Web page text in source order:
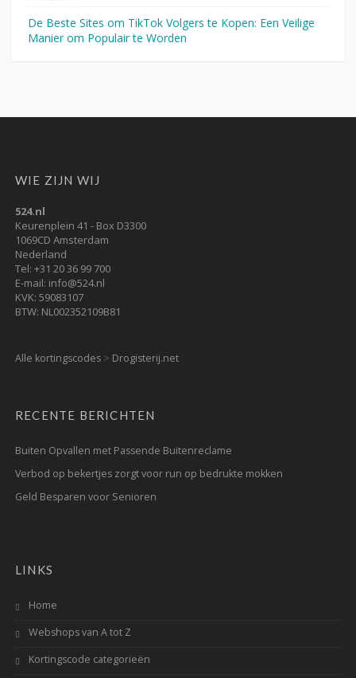
De Beste Sites om TikTok Volgers te Kopen: Een Veilige
Manier om Populair te Worden
WIE ZIJN WIJ
524.nl
Keurenplein 41 - Box D3300
1069CD Amsterdam
Nederland
Tel: +31 20 36 99 700
E-mail: info@524.nl
KVK: 59083107
BTW: NL002352109B81
Alle kortingscodes > Drogisterij.net
RECENTE BERICHTEN
Buiten Opvallen met Passende Buitenreclame
Verbod op bekertjes zorgt voor run op bedrukte mokken
Geld Besparen voor Senioren
LINKS
Home
Webshops van A tot Z
Kortingscode categorieën